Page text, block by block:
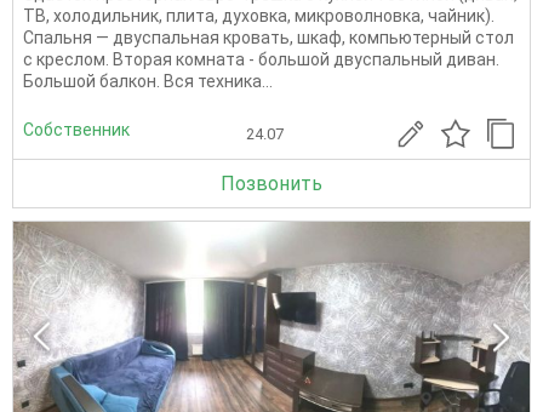
ТВ, холодильник, плита, духовка, микроволновка, чайник).
Спальня — двуспальная кровать, шкаф, компьютерный стол
с креслом. Вторая комната - большой двуспальный диван.
Большой балкон. Вся техника...
Собственник 24.07
Позвонить